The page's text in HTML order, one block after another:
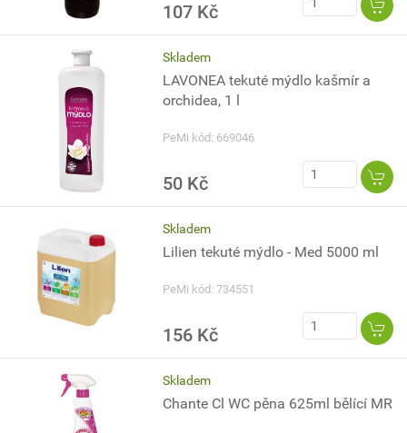
107 Kč
Skladem
LAVONEA tekuté mýdlo kašmír a
orchidea, 1 l
PeMi kód: 669046
50 Kč
Skladem
Lilien tekuté mýdlo - Med 5000 ml
PeMi kód: 734551
156 Kč
Skladem
Chante Cl WC pěna 625ml bělící MR